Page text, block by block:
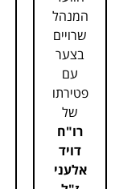
המנהל
שרויים
בצער
עם
פטירתו
של
רו"ח
דויד
אלעני